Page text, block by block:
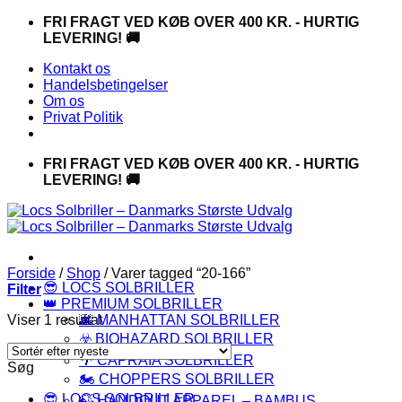
FortsætFRI FRAGT VED KØB OVER 400 KR. - HURTIG
LEVERING! 🚚
Kontakt os
Handelsbetingelser
Om os
Privat Politik
FRI FRAGT VED KØB OVER 400 KR. - HURTIG
LEVERING! 🚚
😎 LOCS SOLBRILLER
👑 PREMIUM SOLBRILLER
🌆 MANHATTAN SOLBRILLER
☣️ BIOHAZARD SOLBRILLER
🌴 CAPRAIA SOLBRILLER
🏍️ CHOPPERS SOLBRILLER
Forside / Shop /Varer tagged “20-166”
Filter
Viser 1 resultat
Søg
😎 LOCS SOLBRILLER